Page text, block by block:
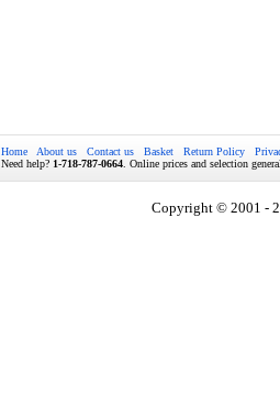
Home About us Contact us Basket Return Policy
Need help? 1-718-787-0664 . Online prices and selection
Copyright © 2001 -